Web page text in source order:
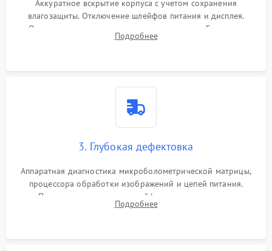
Аккуратное вскрытие корпуса с учетом сохранения
влагозащиты. Отключение шлейфов питания и дисплея.
Очистка внутренних плат от окислов и пыли. Бережная
обработка германиевого объектива специализированными
Подробнее
3. Глубокая дефектовка
Аппаратная диагностика микроболометрической матрицы,
процессора обработки изображений и цепей питания.
Проверка целостности шлейфов, модуля памяти и
интерфейсов связи. Выявление сгоревших SMD-компонентов
Подробнее